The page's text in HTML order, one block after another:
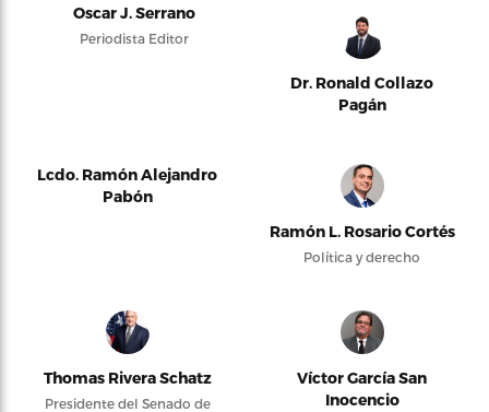
Oscar J. Serrano
Periodista Editor
Dr. Ronald Collazo
Pagán
Lcdo. Ramón Alejandro
Pabón
Ramón L. Rosario Cortés
Política y derecho
Thomas Rivera Schatz
Presidente del Senado de
Víctor García San
Inocencio